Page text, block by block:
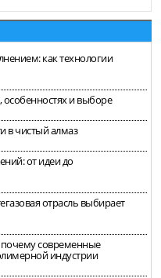
как технологии
особенностях и выборе
в чистый алмаз
от идеи до
отрасль выбирает
современные
индустрии